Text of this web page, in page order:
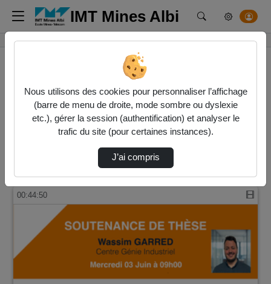
IMT Mines Albi Rechercher un
Accueil Vidéos
83 vidéos trouvées
00:44:50
Nous utilisons des cookies pour personnaliser l’affichage
(barre de menu de droite, mode sombre ou dyslexie
etc.), gérer la session (authentification) et analyser le
trafic du site (pour certaines instances).
J’ai compris